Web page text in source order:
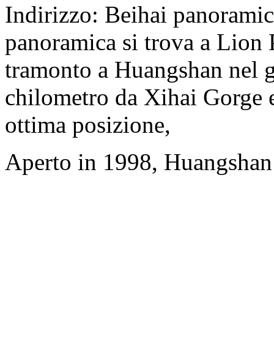
Indirizzo: Beihai
panoramica si trova a Lion
tramonto a Huangshan
chilometro da Xihai Gorge
ottima posizione,
Aperto in 1998,